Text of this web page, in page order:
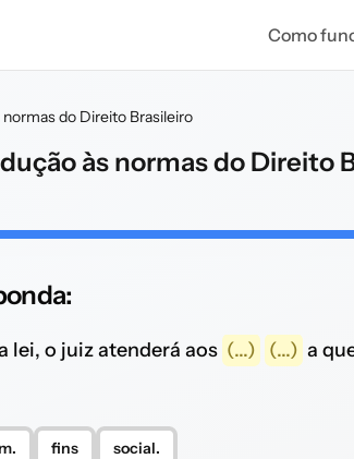
Como
do Direito Brasileiro
às normas do Direito
lei, o juiz atenderá aos (...) (...) a
fins social.